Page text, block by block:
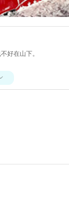
好在山下。